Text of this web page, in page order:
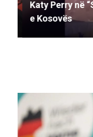
Katy Perry në
e Kosovës